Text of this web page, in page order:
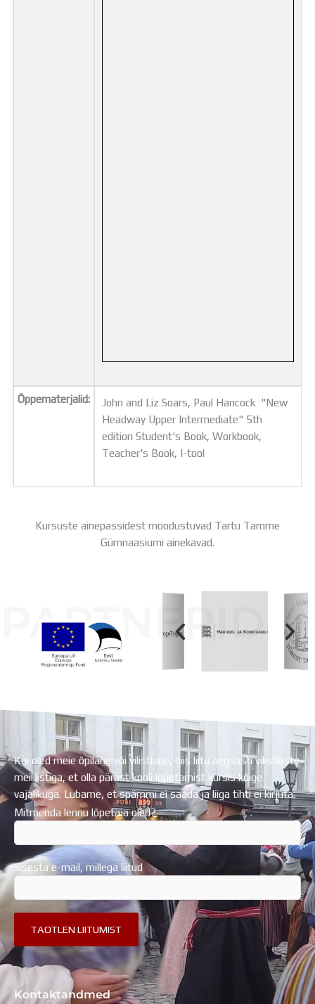
Õppematerjalid:
John and Liz Soars, Paul Hancock "New
Headway Upper Intermediate" 5th
edition Student's Book, Workbook,
Teacher's Book, I-tool
Kursuste ainepassidest moodustuvad Tartu Tamme
Gümnaasiumi ainekavad.
PARTNERID
Kui oled meie õpilane või vilistlane, siis liitu aegsasti vilistlaste
meililistiga, et olla pärast kooli lõpetamist kursis kõige
vajalikuga. Lubame, et spämmi ei saada ja liiga tihti ei kirjuta.
Mitmenda lennu lõpetaja oled?
Sisesta e-mail, millega liitud
Kontaktandmed